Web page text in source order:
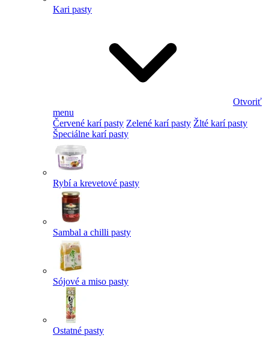
Kari pasty
Otvoriť
menu
Červené karí pasty Zelené karí pasty Žlté karí pasty
Špeciálne karí pasty
Rybí a krevetové pasty
Sambal a chilli pasty
Sójové a miso pasty
Ostatné pasty